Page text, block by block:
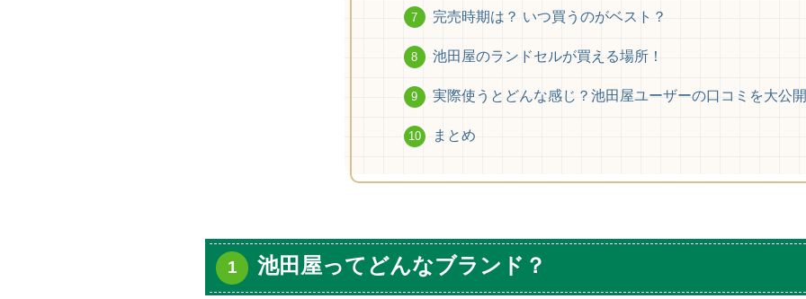
完売時期は？ いつ買うのがベスト？
池田屋のランドセルが買える場所！
実際使うとどんな感じ？池田屋ユーザーの口コミを大公
まとめ
池田屋ってどんなブランド？